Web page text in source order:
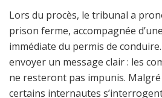
Lors du procès, le tribunal a
prison ferme, accompagnée
immédiate du permis de
envoyer un message clair : les
ne resteront pas impunis.
certains internautes